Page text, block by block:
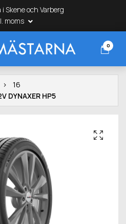
Skene och Varberg
moms
0
16
DYNAXER HP5